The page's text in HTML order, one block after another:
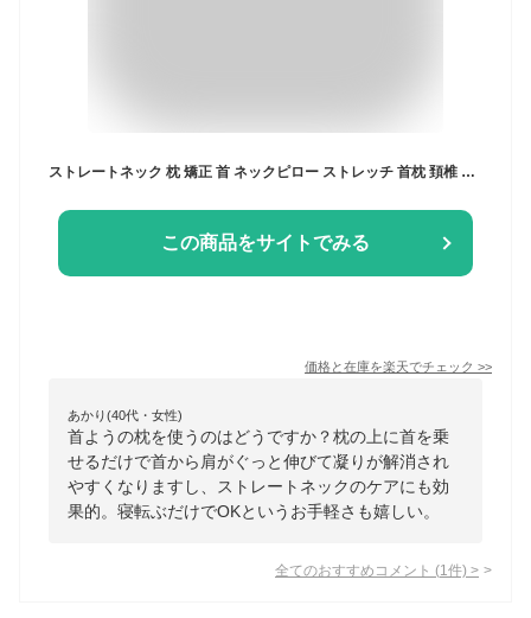
ストレートネック 枕 矯正 首 ネックピロー ストレッチ 首枕 頚椎 安眠枕 肩こり 肩凝り マッサージ まくら 首こり 首コリ 首 グッズ 首まくら マッサージャー かたこり ネックマッサージャー 解消 ストレッチャー
この商品をサイトでみる
価格と在庫を楽天でチェック >>
あかり(40代・女性)
首ようの枕を使うのはどうですか？枕の上に首を乗
せるだけで首から肩がぐっと伸びて凝りが解消され
やすくなりますし、ストレートネックのケアにも効
果的。寝転ぶだけでOKというお手軽さも嬉しい。
全てのおすすめコメント (1 件) >